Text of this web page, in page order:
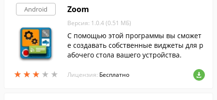
Android
★ ★ ★ ★ ★
★ ★ ★ ★ ★
Zoom
Версия: 1.0.4 (0.51 МБ)
С помощью этой программы вы сможет
е создавать собственные виджеты для р
абочего стола вашего устройства.
Лицензия: Бесплатно